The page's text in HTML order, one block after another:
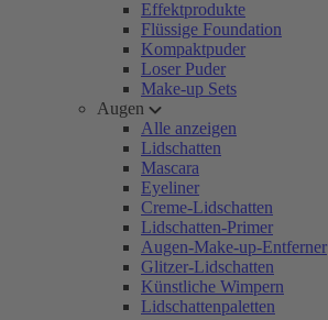
Effektprodukte
Flüssige Foundation
Kompaktpuder
Loser Puder
Make-up Sets
Augen
Alle anzeigen
Lidschatten
Mascara
Eyeliner
Creme-Lidschatten
Lidschatten-Primer
Augen-Make-up-Entferner
Glitzer-Lidschatten
Künstliche Wimpern
Lidschattenpaletten